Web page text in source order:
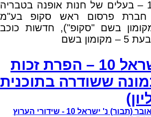
בוחבוט (הנתבע 1 – בעלים של חנות אופנה בטבריה
חברת פרסום ראש סקופ בע"מ
2 – מקומון בשם "סקופ"), חדשות כוכב
בשם
טאובר נ' ישראל 10 – הפרת זכות
ששודרה בתוכנית
רעא 8626/13 יוסף טאובר (תבור) נ' ישראל 10 - שידורי הערוץ